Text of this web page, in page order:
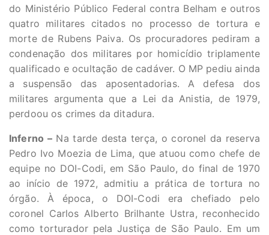
do Ministério Público Federal contra Belham e outros
quatro militares citados no processo de tortura e
morte de Rubens Paiva. Os procuradores pediram a
condenação dos militares por homicídio triplamente
qualificado e ocultação de cadáver. O MP pediu ainda
a suspensão das aposentadorias. A defesa dos
militares argumenta que a Lei da Anistia, de 1979,
perdoou os crimes da ditadura.
Inferno –Na tarde desta terça, o coronel da reserva
Pedro Ivo Moezia de Lima, que atuou como chefe de
equipe no DOI-Codi, em São Paulo, do final de 1970
ao início de 1972, admitiu a prática de tortura no
órgão. À época, o DOI-Codi era chefiado pelo
coronel Carlos Alberto Brilhante Ustra, reconhecido
como torturador pela Justiça de São Paulo. Em um